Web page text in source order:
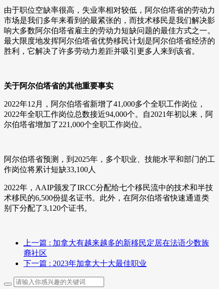
由于职位空缺率很高，失业率相对较低，阿尔伯塔省的劳动力
市场是我们多年来看到的最紧张的，而技术移民是我们解决影
响大多数阿尔伯塔省雇主的劳动力短缺问题的最佳方式之一。
最大限度地发挥阿尔伯塔省优势移民计划是阿尔伯塔省经济的
胜利，它解决了许多劳动力差距并吸引更多人来到该省。
关于阿尔伯塔省的其他重要事实
2022年12月，阿尔伯塔省新增了41,000多个全职工作岗位，
2022年全职工作岗位总数接近94,000个。自2021年初以来，阿
尔伯塔省增加了221,000个全职工作岗位。
阿尔伯塔省预测，到2025年，多个职业、技能水平和部门的工
作岗位将累计短缺33,100人
2022年，AAIP颁发了IRCC分配给七个移民流中的技术和半技
术移民的6,500份提名证书。此外，在阿尔伯塔省快速通道类
别下分配了3,120个证书。
上一篇 : 加拿大有越来越多的新移民定居在法语少数族
裔社区
下一篇 : 2023年加拿大十大最佳职业